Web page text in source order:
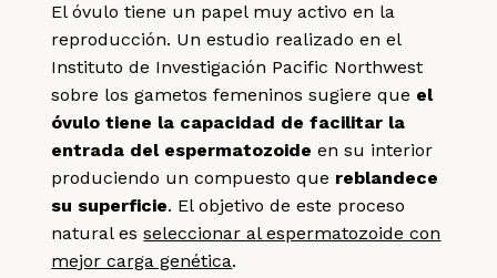
El óvulo tiene un papel muy activo en la
reproducción. Un estudio realizado en el
Instituto de Investigación Pacific Northwest
sobre los gametos femeninos sugiere que el
óvulo tiene la capacidad de facilitar la
entrada del espermatozoide en su interior
produciendo un compuesto que reblandece
su superficie. El objetivo de este proceso
natural esseleccionar al espermatozoide con
mejor carga genética.